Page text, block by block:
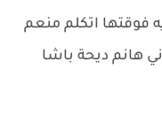
اتكلم منعم
هانم ديحة باشا